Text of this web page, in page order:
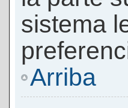
sistema
Arriba